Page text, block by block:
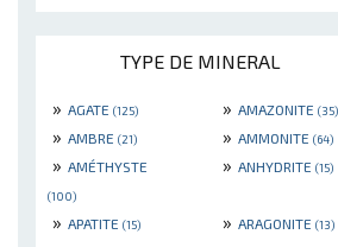
TYPE DE MINERAL
» AGATE (125) » AMAZONITE (35)
» AMBRE (21) » AMMONITE (64)
» AMÉTHYSTE
(100)
» ANHYDRITE (15)
» APATITE (15) » ARAGONITE (13)